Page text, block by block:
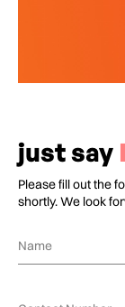
just say
Please fill out the
shortly. We look